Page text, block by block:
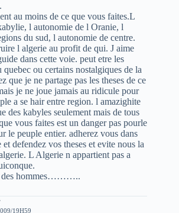
au moins de ce que vous faites.L
l autonomie de l Oranie, l
du sud, l autonomie de centre.
l algerie au profit de qui. J aime
dans cette voie. peut etre les
quebec ou certains nostalgiques de la
que je ne partage pas les theses de ce
je ne joue jamais au ridicule pour
a se hair entre region. l amazighite
des kabyles seulement mais de tous
vous faites est un danger pas pourle
le peuple entier. adherez vous dans
defendez vos theses et evite nous la
L Algerie n appartient pas a
des hommes………..
19H59